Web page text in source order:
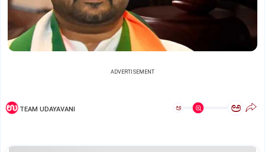
ADVERTISEMENT
TEAM UDAYAVANI ಅ ಅ